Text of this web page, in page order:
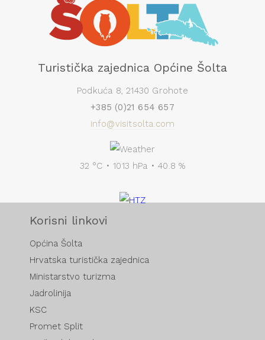
Turistička zajednica Općine Šolta
Podkuća 8, 21430 Grohote
+385 (0)21 654 657
info@visitsolta.com
32 °C • 1013 hPa • 40.8 %
Korisni linkovi
Općina Šolta
Hrvatska turistička zajednica
Ministarstvo turizma
Jadrolinija
KSC
Promet Split